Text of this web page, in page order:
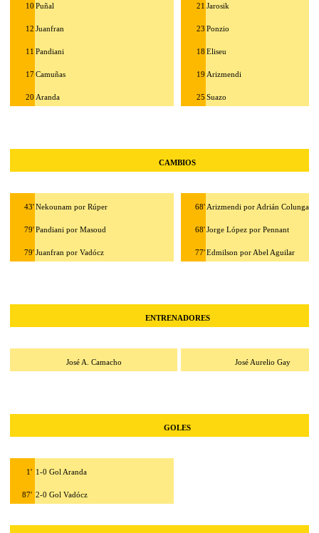
10 Puñal
12 Juanfran
11 Pandiani
17Camuñas
20 Aranda
21 Jarosik
23 Ponzio
18 Eliseu
19 Arizmendi
25 Suazo
CAMBIOS
43'Nekounam por Rúper
79'Pandiani por Masoud
79'Juanfran por Vadócz
68' Arizmendi por Adrián Colunga
68'Jorge López por Pennant
77'Edmilson por Abel Aguilar
ENTRENADORES
José A. Camacho José Aurelio Gay
GOLES
1' 1-0 Gol Aranda
87' 2-0 Gol Vadócz